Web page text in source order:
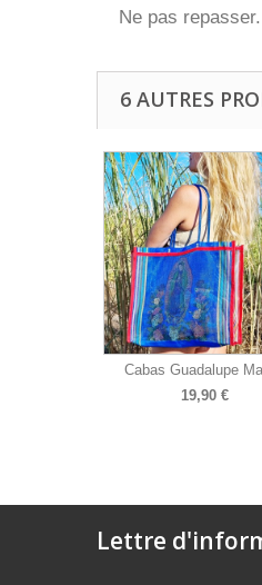
Ne pas repasser.
6 AUTRES
Cabas Guadalupe
19,90 €
Lettre